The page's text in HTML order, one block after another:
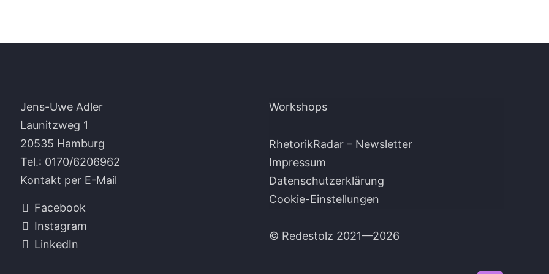
Jens-Uwe Adler
Launitzweg 1
20535 Hamburg
Tel.: 0170/6206962
Kontakt per E-Mail
Facebook
Instagram
LinkedIn
Workshops
RhetorikRadar – Newsletter
Impressum
Datenschutzerklärung
Cookie-Einstellungen
© Redestolz 2021—2026